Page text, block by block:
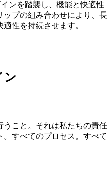
ンを踏襲し、機能と快適性
ップの組み合わせにより、長
性を持続させます。
ン
うこと。それは私たちの責任
すべてのプロセス。すべて